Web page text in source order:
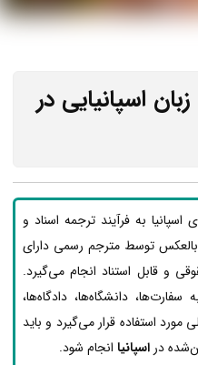
اسپانیایی در
اسپانیا به فرآیند ترجمه اسناد و
بالعکس توسط مترجم رسمی دارای
و قابل استناد انجام می‌گیرد.
دانشگاه‌ها، دادگاه‌ها،
مورد استفاده قرار می‌گیرد و باید
در اسپانیا انجام شود.